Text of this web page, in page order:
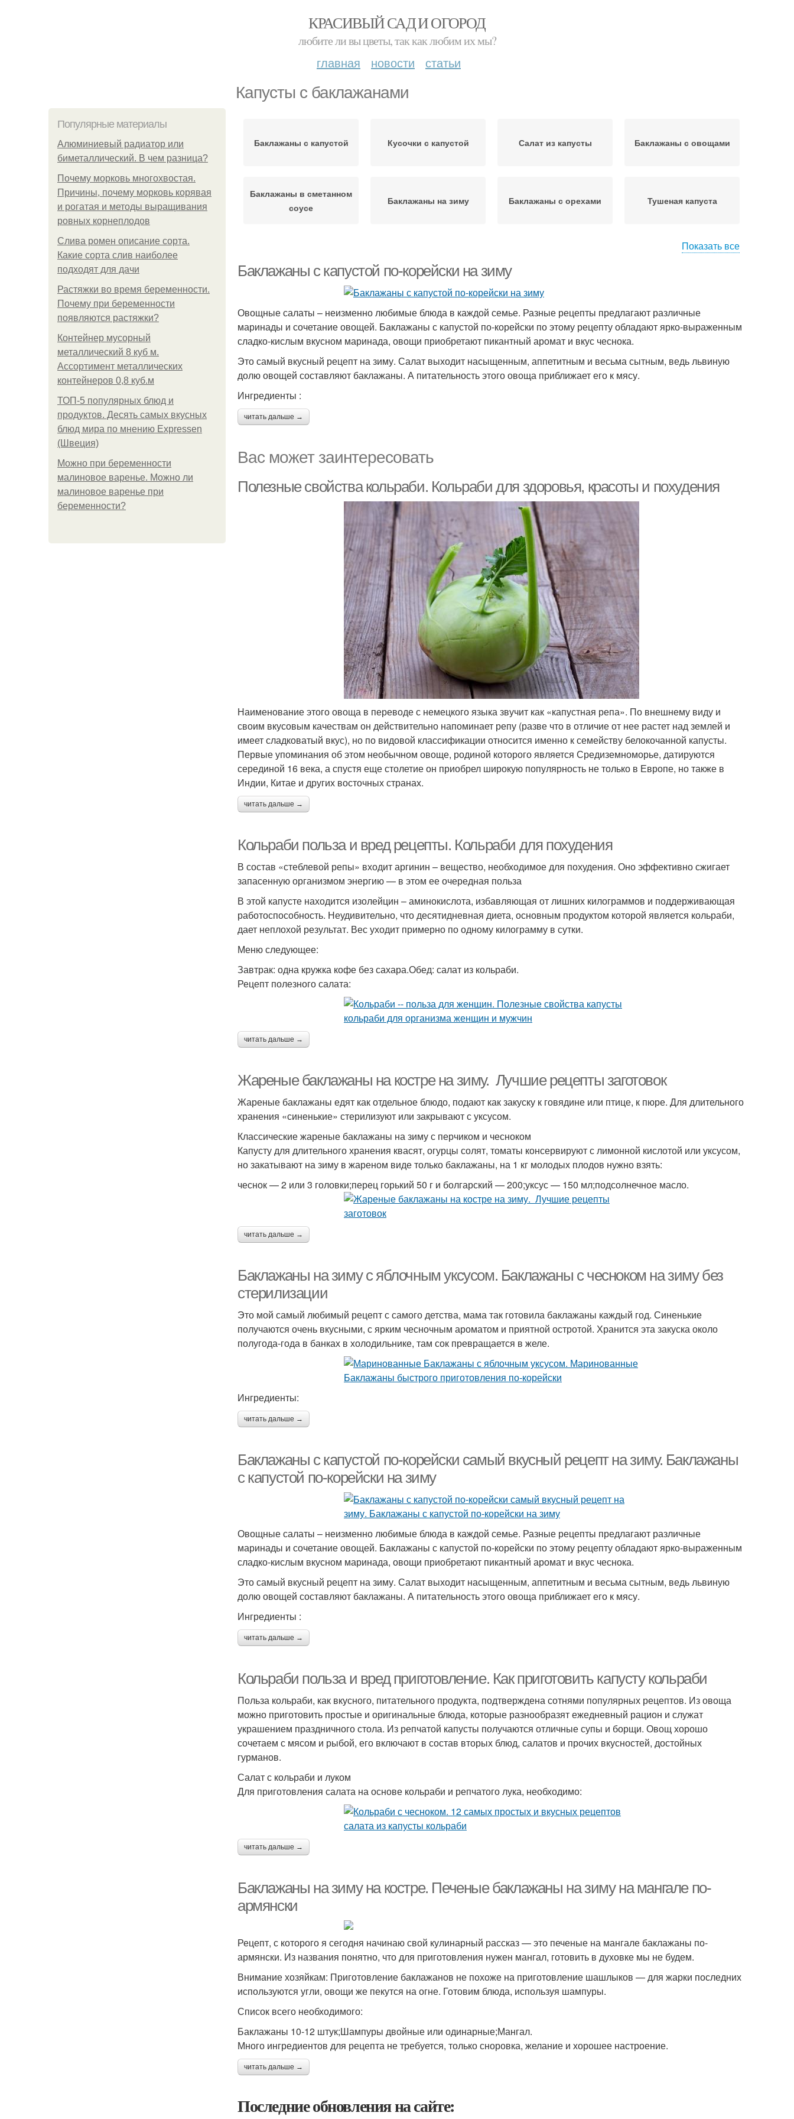
КРАСИВЫЙ САД И ОГОРОД
любите ли вы цветы, так как любим их мы?
главная новости статьи
Капусты с баклажанами
Популярные материалы
Алюминиевый радиатор или
биметаллический. В чем разница?
Почему морковь многохвостая.
Причины, почему морковь корявая
и рогатая и методы выращивания
ровных корнеплодов
Слива ромен описание сорта.
Какие сорта слив наиболее
подходят для дачи
Растяжки во время беременности.
Почему при беременности
появляются растяжки?
Контейнер мусорный
металлический 8 куб м.
Ассортимент металлических
контейнеров 0,8 куб.м
ТОП-5 популярных блюд и
продуктов. Десять самых вкусных
блюд мира по мнению Expressen
(Швеция)
Можно при беременности
малиновое варенье. Можно ли
малиновое варенье при
беременности?
Баклажаны с капустой Кусочки с капустой Салат из капусты Баклажаны с овощами
Баклажаны в сметанном
соусе
Баклажаны на зиму Баклажаны с орехами Тушеная капуста
Показать все
Баклажаны с капустой по-корейски на зиму
Овощные салаты – неизменно любимые блюда в каждой семье. Разные рецепты предлагают различные
маринады и сочетание овощей. Баклажаны с капустой по-корейски по этому рецепту обладают ярко-выраженным
сладко-кислым вкусном маринада, овощи приобретают пикантный аромат и вкус чеснока.
Это самый вкусный рецепт на зиму. Салат выходит насыщенным, аппетитным и весьма сытным, ведь львиную
долю овощей составляют баклажаны. А питательность этого овоща приближает его к мясу.
Ингредиенты :
читать дальше →
Вас может заинтересовать
Полезные свойства кольраби. Кольраби для здоровья, красоты и похудения
Наименование этого овоща в переводе с немецкого языка звучит как «капустная репа». По внешнему виду и
своим вкусовым качествам он действительно напоминает репу (разве что в отличие от нее растет над землей и
имеет сладковатый вкус), но по видовой классификации относится именно к семейству белокочанной капусты.
Первые упоминания об этом необычном овоще, родиной которого является Средиземноморье, датируются
серединой 16 века, а спустя еще столетие он приобрел широкую популярность не только в Европе, но также в
Индии, Китае и других восточных странах.
читать дальше →
Кольраби польза и вред рецепты. Кольраби для похудения
В состав «стеблевой репы» входит аргинин – вещество, необходимое для похудения. Оно эффективно сжигает
запасенную организмом энергию — в этом ее очередная польза
В этой капусте находится изолейцин – аминокислота, избавляющая от лишних килограммов и поддерживающая
работоспособность. Неудивительно, что десятидневная диета, основным продуктом которой является кольраби,
дает неплохой результат. Вес уходит примерно по одному килограмму в сутки.
Меню следующее:
Завтрак: одна кружка кофе без сахара.Обед: салат из кольраби.
Рецепт полезного салата:
читать дальше →
Жареные баклажаны на костре на зиму. Лучшие рецепты заготовок
Жареные баклажаны едят как отдельное блюдо, подают как закуску к говядине или птице, к пюре. Для длительного
хранения «синенькие» стерилизуют или закрывают с уксусом.
Классические жареные баклажаны на зиму с перчиком и чесноком
Капусту для длительного хранения квасят, огурцы солят, томаты консервируют с лимонной кислотой или уксусом,
но закатывают на зиму в жареном виде только баклажаны, на 1 кг молодых плодов нужно взять:
чеснок — 2 или 3 головки;перец горький 50 г и болгарский — 200;уксус — 150 мл;подсолнечное масло.
читать дальше →
Баклажаны на зиму с яблочным уксусом. Баклажаны с чесноком на зиму без
стерилизации
Это мой самый любимый рецепт с самого детства, мама так готовила баклажаны каждый год. Синенькие
получаются очень вкусными, с ярким чесночным ароматом и приятной остротой. Хранится эта закуска около
полугода-года в банках в холодильнике, там сок превращается в желе.
Ингредиенты:
читать дальше →
Баклажаны с капустой по-корейски самый вкусный рецепт на зиму. Баклажаны
с капустой по-корейски на зиму
Овощные салаты – неизменно любимые блюда в каждой семье. Разные рецепты предлагают различные
маринады и сочетание овощей. Баклажаны с капустой по-корейски по этому рецепту обладают ярко-выраженным
сладко-кислым вкусном маринада, овощи приобретают пикантный аромат и вкус чеснока.
Это самый вкусный рецепт на зиму. Салат выходит насыщенным, аппетитным и весьма сытным, ведь львиную
долю овощей составляют баклажаны. А питательность этого овоща приближает его к мясу.
Ингредиенты :
читать дальше →
Кольраби польза и вред приготовление. Как приготовить капусту кольраби
Польза кольраби, как вкусного, питательного продукта, подтверждена сотнями популярных рецептов. Из овоща
можно приготовить простые и оригинальные блюда, которые разнообразят ежедневный рацион и служат
украшением праздничного стола. Из репчатой капусты получаются отличные супы и борщи. Овощ хорошо
сочетаем с мясом и рыбой, его включают в состав вторых блюд, салатов и прочих вкусностей, достойных
гурманов.
Салат с кольраби и луком
Для приготовления салата на основе кольраби и репчатого лука, необходимо:
читать дальше →
Баклажаны на зиму на костре. Печеные баклажаны на зиму на мангале по-
армянски
Рецепт, с которого я сегодня начинаю свой кулинарный рассказ — это печеные на мангале баклажаны по-
армянски. Из названия понятно, что для приготовления нужен мангал, готовить в духовке мы не будем.
Внимание хозяйкам: Приготовление баклажанов не похоже на приготовление шашлыков — для жарки последних
используются угли, овощи же пекутся на огне. Готовим блюда, используя шампуры.
Список всего необходимого:
Баклажаны 10-12 штук;Шампуры двойные или одинарные;Мангал.
Много ингредиентов для рецепта не требуется, только сноровка, желание и хорошее настроение.
читать дальше →
Последние обновления на сайте: